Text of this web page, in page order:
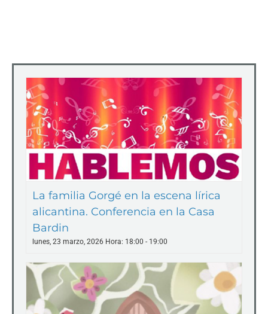
La familia Gorgé en la escena lírica
alicantina. Conferencia en la Casa
Bardin
lunes, 23 marzo, 2026 Hora: 18:00 - 19:00